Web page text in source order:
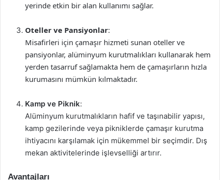
yerinde etkin bir alan kullanımı sağlar.
Oteller ve Pansiyonlar:
Misafirleri için çamaşır hizmeti sunan oteller ve
pansiyonlar, alüminyum kurutmalıkları kullanarak hem
yerden tasarruf sağlamakta hem de çamaşırların hızla
kurumasını mümkün kılmaktadır.
Kamp ve Piknik:
Alüminyum kurutmalıkların hafif ve taşınabilir yapısı,
kamp gezilerinde veya pikniklerde çamaşır kurutma
ihtiyacını karşılamak için mükemmel bir seçimdir. Dış
mekan aktivitelerinde işlevselliği artırır.
Avantajları